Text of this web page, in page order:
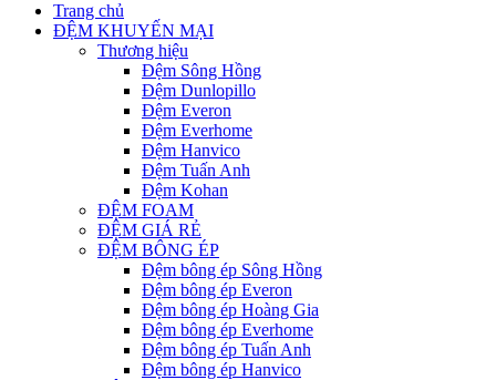
Trang chủ
ĐỆM KHUYẾN MẠI
Thương hiệu
Đệm Sông Hồng
Đệm Dunlopillo
Đệm Everon
Đệm Everhome
Đệm Hanvico
Đệm Tuấn Anh
Đệm Kohan
ĐỆM FOAM
ĐỆM GIÁ RẺ
ĐỆM BÔNG ÉP
Đệm bông ép Sông Hồng
Đệm bông ép Everon
Đệm bông ép Hoàng Gia
Đệm bông ép Everhome
Đệm bông ép Tuấn Anh
Đệm bông ép Hanvico